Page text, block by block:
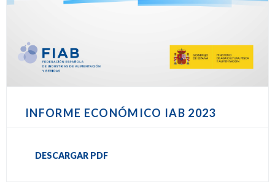
INFORME ECONÓMICO IAB 2023
DESCARGAR PDF